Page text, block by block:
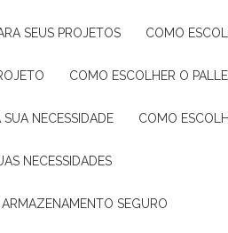
SEUS PROJETOS COMO
COMO ESCOLHER O
NECESSIDADE COMO
NECESSIDADES
SEGURO